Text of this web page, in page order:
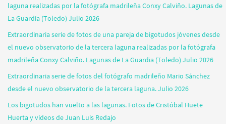
laguna realizadas por la fotógrafa madrileña Conxy Calviño. Lagunas de
La Guardia (Toledo) Julio 2026
Extraordinaria serie de fotos de una pareja de bigotudos jóvenes desde
el nuevo observatorio de la tercera laguna realizadas por la fotógrafa
madrileña Conxy Calviño. Lagunas de La Guardia (Toledo) Julio 2026
Extraordinaria serie de fotos del fotógrafo madrileño Mario Sánchez
desde el nuevo observatorio de la tercera laguna. Julio 2026
Los bigotudos han vuelto a las lagunas. Fotos de Cristóbal Huete
Huerta y vídeos de Juan Luis Redajo